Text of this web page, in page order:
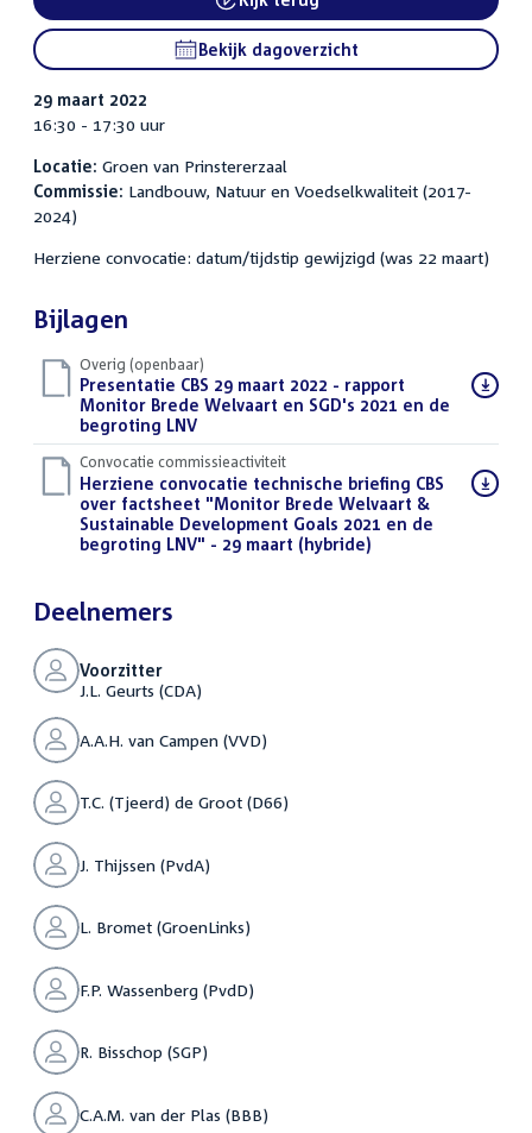
External link:
Bekijk dagoverzicht
29 maart 2022
16:30 - 17:30 uur
Locatie: Groen van Prinstererzaal
Commissie: Landbouw, Natuur en Voedselkwaliteit (2017-
2024)
Herziene convocatie: datum/tijdstip gewijzigd (was 22 maart)
Bijlagen
Overig (openbaar)
Download
bestand:
Presentatie CBS 29 maart 2022 - rapport
Monitor Brede Welvaart en SGD's 2021 en de
begroting LNV(PPTX)
Convocatie commissieactiviteit
Download
bestand:
Herziene convocatie technische briefing CBS
over factsheet "Monitor Brede Welvaart &
Sustainable Development Goals 2021 en de
begroting LNV" - 29 maart (hybride)
Deelnemers
Voorzitter
J.L. Geurts (CDA)
A.A.H. van Campen (VVD)
T.C. (Tjeerd) de Groot (D66)
J. Thijssen (PvdA)
L. Bromet (GroenLinks)
F.P. Wassenberg (PvdD)
R. Bisschop (SGP)
C.A.M. van der Plas (BBB)